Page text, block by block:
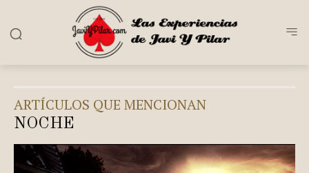
ARTÍCULOS QUE MENCIONAN
NOCHE